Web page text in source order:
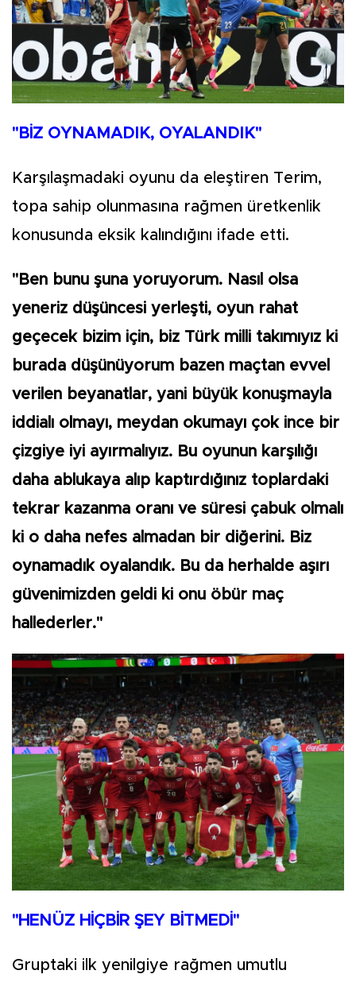
"BİZ OYNAMADIK, OYALANDIK"
Karşılaşmadaki oyunu da eleştiren Terim,
topa sahip olunmasına rağmen üretkenlik
konusunda eksik kalındığını ifade etti.
"Ben bunu şuna yoruyorum. Nasıl olsa
yeneriz düşüncesi yerleşti, oyun rahat
geçecek bizim için, biz Türk milli takımıyız ki
burada düşünüyorum bazen maçtan evvel
verilen beyanatlar, yani büyük konuşmayla
iddialı olmayı, meydan okumayı çok ince bir
çizgiye iyi ayırmalıyız. Bu oyunun karşılığı
daha ablukaya alıp kaptırdığınız toplardaki
tekrar kazanma oranı ve süresi çabuk olmalı
ki o daha nefes almadan bir diğerini. Biz
oynamadık oyalandık. Bu da herhalde aşırı
güvenimizden geldi ki onu öbür maç
hallederler."
"HENÜZ HİÇBİR ŞEY BİTMEDİ"
Gruptaki ilk yenilgiye rağmen umutlu